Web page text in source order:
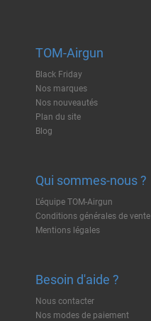
TOM-Airgun
Black Friday
Nos marques
Nos nouveautés
Plan du site
Blog
Qui sommes-nous ?
L'équipe TOM-Airgun
Conditions générales de vente
Mentions légales
Besoin d'aide ?
Nous contacter
Nos modes de paiement